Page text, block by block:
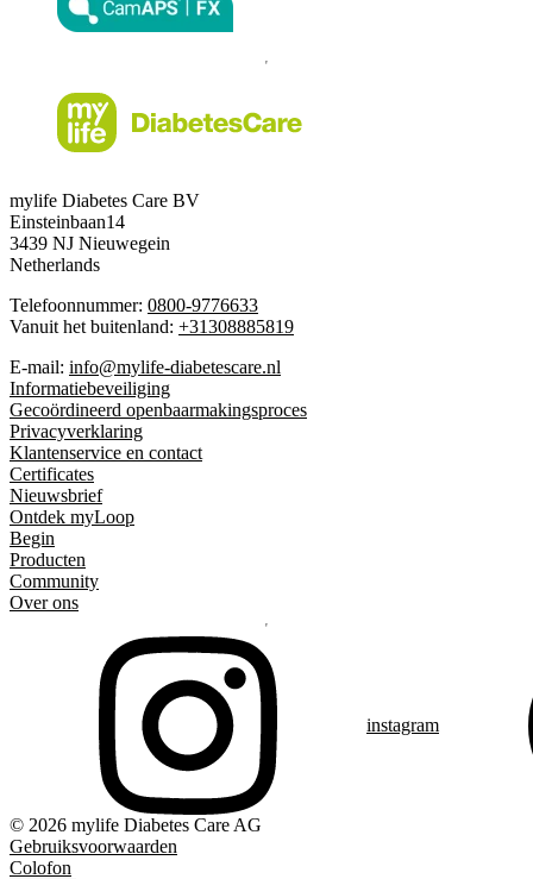
mylife Diabetes Care BV
Einsteinbaan14
3439 NJ Nieuwegein
Netherlands
Telefoonnummer: 0800-9776633
Vanuit het buitenland: +31308885819
E-mail: info@mylife-diabetescare.nl
Informatiebeveiliging
Gecoördineerd openbaarmakingsproces
Privacyverklaring
Klantenservice en contact
Certificates
Nieuwsbrief
Ontdek myLoop
Begin
Producten
Community
Over ons
instagram
© 2026 mylife Diabetes Care AG
Gebruiksvoorwaarden
Colofon